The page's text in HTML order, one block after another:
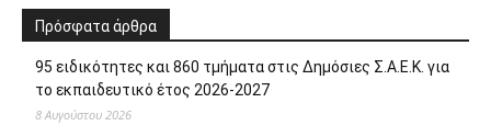
Παιδικών χαρών του Δήμου
Περιστερίου και ο
Αντιδήμαρχος Ιωάννης
Καλαντώνης καλοσωρίζουν
την Άνοιξη με φυτεύσεις